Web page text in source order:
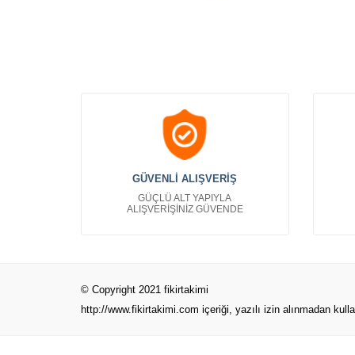
GÜVENLİ ALIŞVERİŞ
GÜÇLÜ ALT YAPIYLA
ALIŞVERİŞİNİZ GÜVENDE
© Copyright 2021 fikirtakimi
http://www.fikirtakimi.com içeriği, yazılı izin alınmadan